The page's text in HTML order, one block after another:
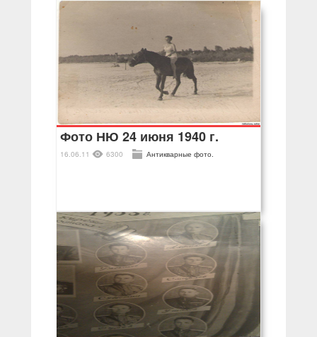
Фото НЮ 24 июня 1940 г.
16.06.11 6300 Антикварные фото.